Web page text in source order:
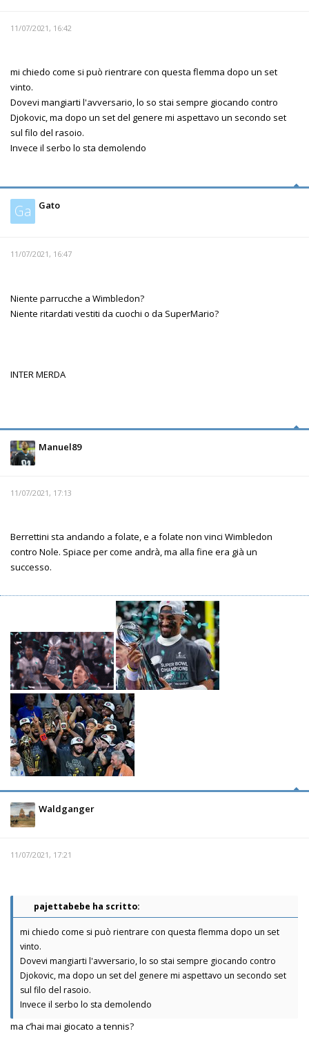
11/07/2021, 16:42
mi chiedo come si può rientrare con questa flemma dopo un set
vinto.
Dovevi mangiarti l'avversario, lo so stai sempre giocando contro
Djokovic, ma dopo un set del genere mi aspettavo un secondo set
sul filo del rasoio.
Invece il serbo lo sta demolendo
Ga Gato
11/07/2021, 16:47
Niente parrucche a Wimbledon?
Niente ritardati vestiti da cuochi o da SuperMario?
INTER MERDA
Manuel89
11/07/2021, 17:13
Berrettini sta andando a folate, e a folate non vinci Wimbledon
contro Nole. Spiace per come andrà, ma alla fine era già un
successo.
Waldganger
11/07/2021, 17:21
pajettabebe ha scritto:
mi chiedo come si può rientrare con questa flemma dopo un set
vinto.
Dovevi mangiarti l'avversario, lo so stai sempre giocando contro
Djokovic, ma dopo un set del genere mi aspettavo un secondo set
sul filo del rasoio.
Invece il serbo lo sta demolendo
ma c’hai mai giocato a tennis?